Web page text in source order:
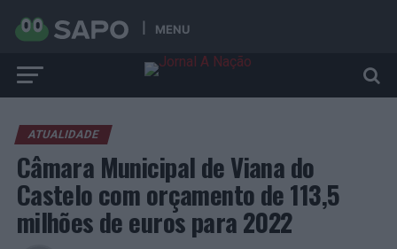
MENU
ATUALIDADE
Câmara Municipal de Viana do
Castelo com orçamento de 113,5
milhões de euros para 2022